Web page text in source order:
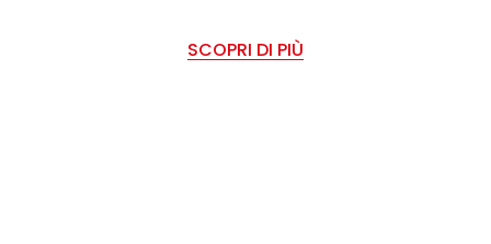
SCOPRI DI PIÙ